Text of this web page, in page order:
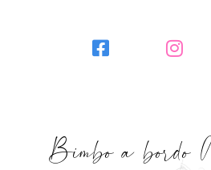
Bimbo a bordo